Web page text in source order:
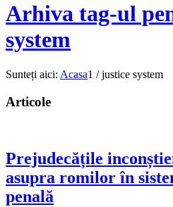
Arhiva tag-ul
system
Sunteți aici: Acasa1 / justice system
Articole
Prejudecățile
asupra romilor în
penală